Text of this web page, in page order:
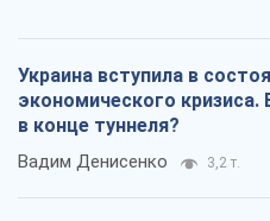
Украина вступила в
экономического кризиса.
в конце туннеля?
Вадим Денисенко 3,2 т.